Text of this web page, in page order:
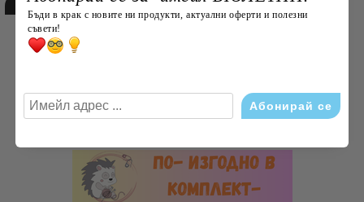
Бъди в крак с новите ни продукти, актуални оферти и полезни
съвети!